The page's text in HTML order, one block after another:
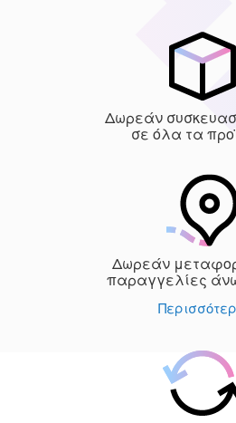
Δωρεάν
σε όλα τα
Δωρεάν
παραγγελίες